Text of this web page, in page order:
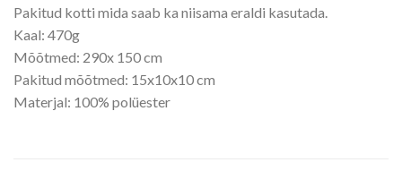
Pakitud kotti mida saab ka niisama eraldi kasutada.
Kaal: 470g
Mõõtmed: 290x 150 cm
Pakitud mõõtmed: 15x10x10 cm
Materjal: 100% polüester